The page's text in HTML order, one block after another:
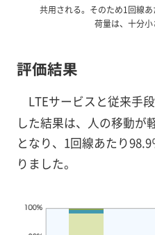
共用される。そのため1回線
荷量は、十分小
評価結果
LTEサービスと従来手
した結果は、人の移動が
となり、1回線あたり98.9
りました。